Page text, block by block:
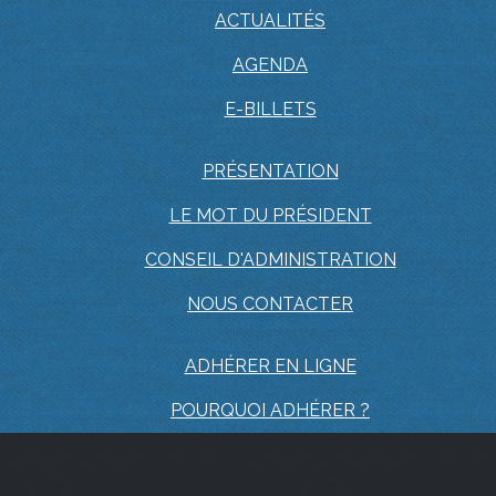
ACTUALITÉS
AGENDA
E-BILLETS
PRÉSENTATION
LE MOT DU PRÉSIDENT
CONSEIL D'ADMINISTRATION
NOUS CONTACTER
ADHÉRER EN LIGNE
POURQUOI ADHÉRER ?